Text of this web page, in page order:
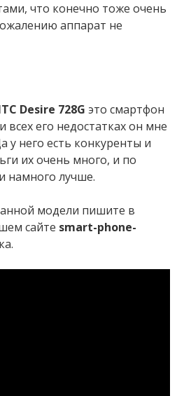
что конечно тоже очень
аппарат не
Desire 728G это смартфон
всех его недостатках он мне
у него есть конкуренты и
их очень много, и по
намного лучше.
модели пишите в
сайте smart-phone-